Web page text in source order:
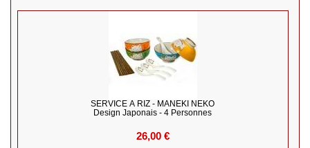
SERVICE À RIZ - MANEKI NEKO
Design Japonais - 4 Personnes
26,00 €